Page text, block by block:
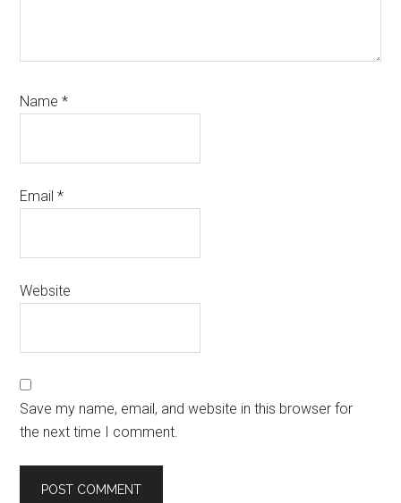
Name*
Email*
Website
Save my name, email, and website in this browser for
the next time I comment.